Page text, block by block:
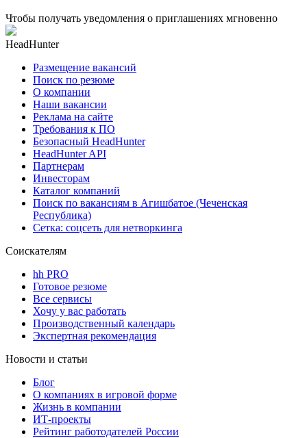
Чтобы получать уведомления о приглашениях мгновенно
HeadHunter
Размещение вакансий
Поиск по резюме
О компании
Наши вакансии
Реклама на сайте
Требования к ПО
Безопасный HeadHunter
HeadHunter API
Партнерам
Инвесторам
Каталог компаний
Поиск по вакансиям в Агишбатое (Чеченская
Республика)
Сетка: соцсеть для нетворкинга
Соискателям
hh PRO
Готовое резюме
Все сервисы
Хочу у вас работать
Производственный календарь
Экспертная рекомендация
Новости и статьи
Блог
О компаниях в игровой форме
Жизнь в компании
ИТ-проекты
Рейтинг работодателей России